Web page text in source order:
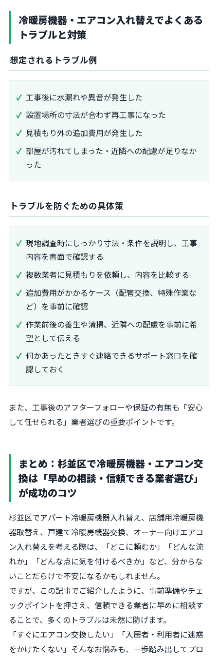
冷暖房機器・エアコン入れ替えでよくある
トラブルと対策
想定されるトラブル例
工事後に水漏れや異音が発生した
設置場所の寸法が合わず再工事になった
見積もり外の追加費用が発生した
部屋が汚れてしまった・近隣への配慮が足りなか
った
トラブルを防ぐための具体策
現地調査時にしっかり寸法・条件を説明し、工事
内容を書面で確認する
複数業者に見積もりを依頼し、内容を比較する
追加費用がかかるケース（配管交換、特殊作業な
ど）を事前に確認
作業前後の養生や清掃、近隣への配慮を事前に希
望として伝える
何かあったときすぐ連絡できるサポート窓口を確
認しておく
また、工事後のアフターフォローや保証の有無も「安心
して任せられる」業者選びの重要ポイントです。
まとめ：杉並区で冷暖房機器・エアコン交
換は「早めの相談・信頼できる業者選び」
が成功のコツ
杉並区でアパート冷暖房機器入れ替え、店舗用冷暖房機
器取替え、戸建て冷暖房機器交換、オーナー向けエアコ
ン入れ替えを考える際は、「どこに頼むか」「どんな流
れか」「どんな点に気を付けるべきか」など、分からな
いことだらけで不安になるかもしれません。
ですが、この記事でご紹介したように、事前準備やチェ
ックポイントを押さえ、信頼できる業者に早めに相談す
ることで、多くのトラブルは未然に防げます。
「すぐにエアコン交換したい」「入居者・利用者に迷惑
をかけたくない」そんなお悩みも、一歩踏み出してプロ